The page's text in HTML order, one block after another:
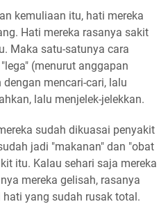
kemuliaan itu, hati mereka
Hati mereka rasanya sakit
Maka satu-satunya cara
(menurut anggapan
mencari-cari, lalu
lalu menjelek-jelekkan.
sudah dikuasai penyakit
jadi "makanan" dan "obat
itu. Kalau sehari saja mereka
mereka gelisah, rasanya
yang sudah rusak total.